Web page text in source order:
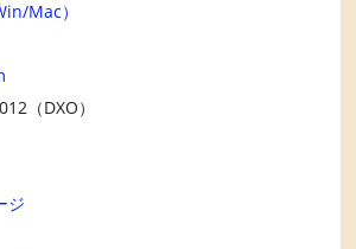
Mac）
（DXO）
ジ